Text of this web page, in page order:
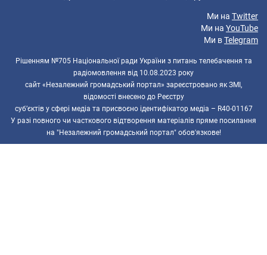
Ми на Twitter
Ми на YouTube
Ми вTelegram
Рішенням №705 Національної ради України з питань телебачення та
радіомовлення від 10.08.2023 року
сайт «Незалежний громадський портал» зареєстровано як ЗМІ,
відомості внесено до Реєстру
суб’єктів у сфері медіа та присвоєно ідентифікатор медіа – R40-01167
У разі повного чи часткового відтворення матеріалів пряме посилання
на "Незалежний громадський портал" обов'язкове!